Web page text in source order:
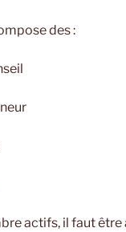
des :
actifs, il faut